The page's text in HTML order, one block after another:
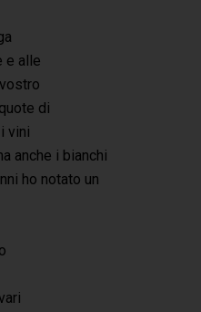
e alle
di
vini
anche i bianchi
ho notato un